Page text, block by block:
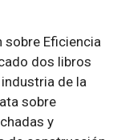
sobre Eficiencia
dos libros
de la
sobre
y